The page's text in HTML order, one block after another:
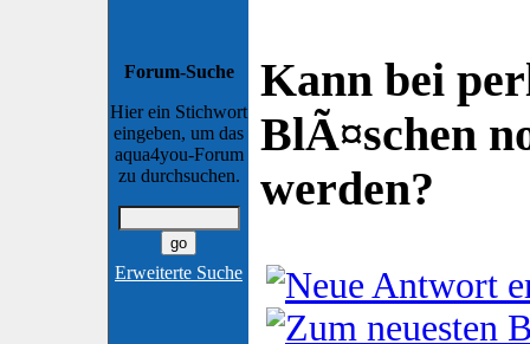
Forum-Suche
Hier ein Stichwort
eingeben, um das
aqua4you-Forum
zu durchsuchen.
Erweiterte Suche
Kann bei
BlÃ¤schen
werden?